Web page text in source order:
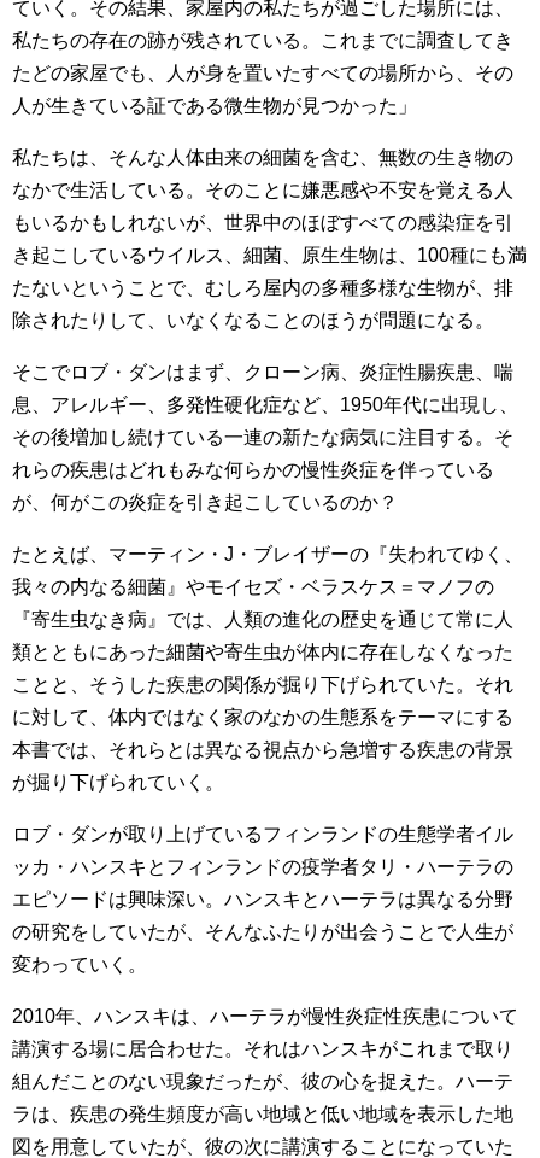
ていく。その結果、家屋内の私たちが過ごした場所には、
私たちの存在の跡が残されている。これまでに調査してき
たどの家屋でも、人が身を置いたすべての場所から、その
人が生きている証である微生物が見つかった」
私たちは、そんな人体由来の細菌を含む、無数の生き物の
なかで生活している。そのことに嫌悪感や不安を覚える人
もいるかもしれないが、世界中のほぼすべての感染症を引
き起こしているウイルス、細菌、原生生物は、100種にも満
たないということで、むしろ屋内の多種多様な生物が、排
除されたりして、いなくなることのほうが問題になる。
そこでロブ・ダンはまず、クローン病、炎症性腸疾患、喘
息、アレルギー、多発性硬化症など、1950年代に出現し、
その後増加し続けている一連の新たな病気に注目する。そ
れらの疾患はどれもみな何らかの慢性炎症を伴っている
が、何がこの炎症を引き起こしているのか？
たとえば、マーティン・J・ブレイザーの『失われてゆく、
我々の内なる細菌』やモイセズ・ベラスケス＝マノフの
『寄生虫なき病』では、人類の進化の歴史を通じて常に人
類とともにあった細菌や寄生虫が体内に存在しなくなった
ことと、そうした疾患の関係が掘り下げられていた。それ
に対して、体内ではなく家のなかの生態系をテーマにする
本書では、それらとは異なる視点から急増する疾患の背景
が掘り下げられていく。
ロブ・ダンが取り上げているフィンランドの生態学者イル
ッカ・ハンスキとフィンランドの疫学者タリ・ハーテラの
エピソードは興味深い。ハンスキとハーテラは異なる分野
の研究をしていたが、そんなふたりが出会うことで人生が
変わっていく。
2010年、ハンスキは、ハーテラが慢性炎症性疾患について
講演する場に居合わせた。それはハンスキがこれまで取り
組んだことのない現象だったが、彼の心を捉えた。ハーテ
ラは、疾患の発生頻度が高い地域と低い地域を表示した地
図を用意していたが、彼の次に講演することになっていた